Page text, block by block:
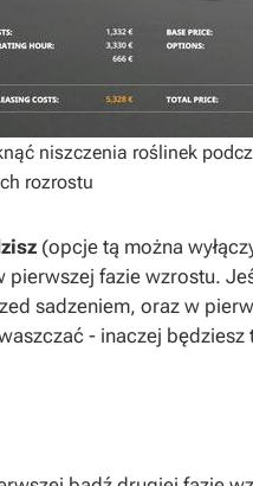
niszczenia roślinek
rozrostu
(opcje tą można
pierwszej fazie wzrostu.
sadzeniem, oraz w
- inaczej będziesz